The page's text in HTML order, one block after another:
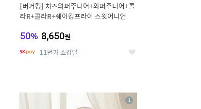
[버거킹] 치즈와퍼주니어+와퍼주니어+콜
라R+콜라R+쉐이킹프라이 스윗어니언
50% 8,650원
11번가 쇼킹딜 좋
8
상